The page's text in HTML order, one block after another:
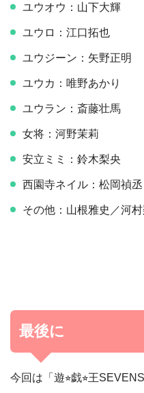
ユウオウ：山下大輝
ユウロ：江口拓也
ユウジーン：矢野正明
ユウカ：唯野あかり
ユウラン：斎藤壮馬
女将：河野茉莉
安立ミミ：鈴木梨央
西園寺ネイル：松岡禎丞
その他：山根雅史／河
最後に
今回は「遊⭐︎戯⭐︎王